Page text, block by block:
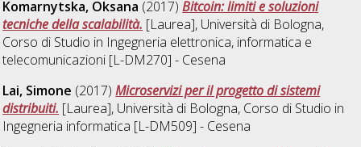
Komarnytska, Oksana (2017)Bitcoin: limiti e soluzioni
tecniche della scalabilità. [Laurea], Università di Bologna,
Corso di Studio in Ingegneria elettronica, informatica e
telecomunicazioni [L-DM270] - Cesena
Lai, Simone (2017)Microservizi per il progetto di sistemi
distribuiti. [Laurea], Università di Bologna, Corso di Studio in
Ingegneria informatica [L-DM509] - Cesena